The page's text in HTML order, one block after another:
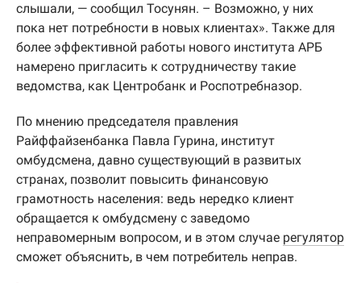
слышали, — сообщил Тосунян. – Возможно, у них
пока нет потребности в новых клиентах». Также для
более эффективной работы нового института АРБ
намерено пригласить к сотрудничеству такие
ведомства, как Центробанк и Роспотребназор.
По мнению председателя правления
Райффайзенбанка Павла Гурина, институт
омбудсмена, давно существующий в развитых
странах, позволит повысить финансовую
грамотность населения: ведь нередко клиент
обращается к омбудсмену с заведомо
неправомерным вопросом, и в этом случае регулятор
сможет объяснить, в чем потребитель неправ.